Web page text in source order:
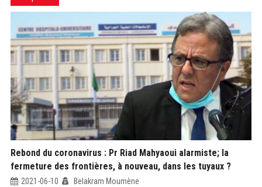
Rebond du coronavirus : Pr Riad Mahyaoui alarmiste; la
fermeture des frontières, à nouveau, dans les tuyaux ?
2021-06-10 Belakram Moumène